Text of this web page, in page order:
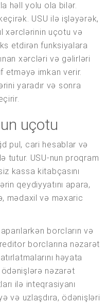
həll yolu ola bilər.
USU ilə işləyərək,
xərclərinin uçotu və
etdirən funksiyalara
xərcləri və gəlirləri
etməyə imkan verir.
yaradır və sonra
uçotu
pul, cari hesablar və
tutur. USU-nun proqram
kassa kitabçasını
qeydiyyatını apara,
mədaxil və məxaric
borcların və
borclarına nəzarət
həyata
ödənişlərə nəzarət
ilə inteqrasiyanı
və uzlaşdıra, ödənişləri